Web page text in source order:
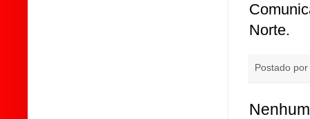
Norte.
Postado por